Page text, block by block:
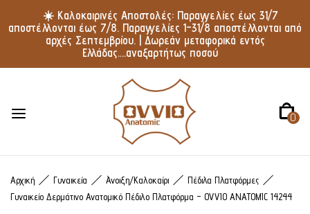
☀️ Καλοκαιρινές Αποστολές: Παραγγελίες έως 31/7
αποστέλλονται έως 7/8. Παραγγελίες 1–31/8 αποστέλλονται από
αρχές Σεπτεμβρίου. | Δωρεάν μεταφορικά εντός
Ελλάδας....αναξαρτήτως ποσού
0
Αρχική Γυναικεία Άνοιξη/Καλοκαίρι
Πέδιλα Πλατφόρμες
Γυναικείο Δερμάτινο Ανατομικό Πέδιλο Πλατφόρμα – OVVIO ANATOMIC 14244